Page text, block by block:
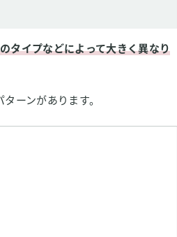
タイプなどによって大きく異なり
ーンがあります。